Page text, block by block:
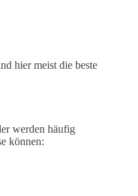
hier meist die beste
werden häufig
können: